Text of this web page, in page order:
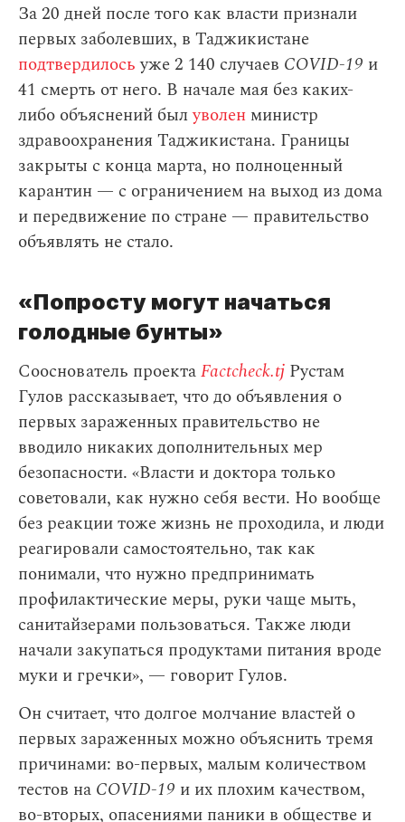
За 20 дней после того как власти признали
первых заболевших, в Таджикистане
подтвердилосьуже 2 140 случаев COVID-19 и
41 смерть от него. В начале мая без каких-
либо объяснений былуволен министр
здравоохранения Таджикистана. Границы
закрыты с конца марта, но полноценный
карантин — с ограничением на выход из дома
и передвижение по стране — правительство
объявлять не стало.
«Попросту могут начаться
голодные бунты»
Сооснователь проектаFactcheck.tj Рустам
Гулов рассказывает, что до объявления о
первых зараженных правительство не
вводило никаких дополнительных мер
безопасности. «Власти и доктора только
советовали, как нужно себя вести. Но вообще
без реакции тоже жизнь не проходила, и люди
реагировали самостоятельно, так как
понимали, что нужно предпринимать
профилактические меры, руки чаще мыть,
санитайзерами пользоваться. Также люди
начали закупаться продуктами питания вроде
муки и гречки», — говорит Гулов.
Он считает, что долгое молчание властей о
первых зараженных можно объяснить тремя
причинами: во-первых, малым количеством
тестов на COVID-19 и их плохим качеством,
во-вторых, опасениями паники в обществе и